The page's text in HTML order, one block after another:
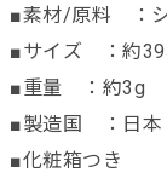
■素材/原料 ：
■サイズ ：約
■重量 ：約3g
■製造国 ：日本
■化粧箱つき